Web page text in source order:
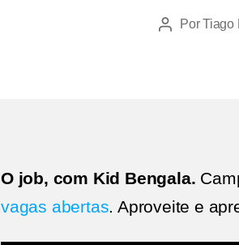
Autor
PorTiago
O job, com Kid Bengala.
vagas abertas. Aproveite e